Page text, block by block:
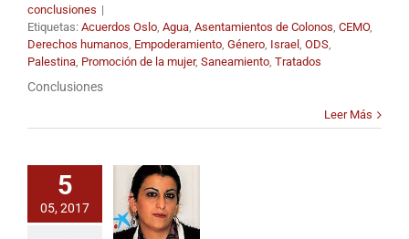
conclusiones |
Etiquetas: Acuerdos Oslo, Agua, Asentamientos de Colonos, CEMO,
Derechos humanos, Empoderamiento, Género, Israel , ODS,
Palestina, Promoción de la mujer, Saneamiento, Tratados
Conclusiones
Leer Más
5
05, 2017